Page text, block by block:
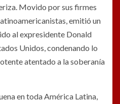
Movido por sus firmes
emitió un
al expresidente Donald
Unidos, condenando lo
atentado a la soberanía
en toda América Latina,